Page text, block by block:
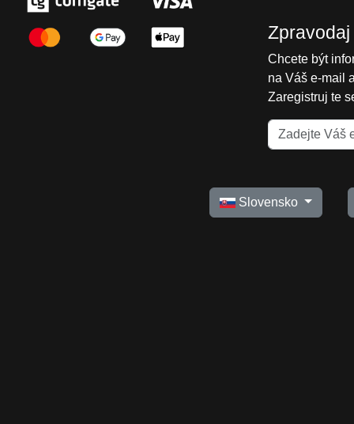
Zpravodaj
Chcete být
na Váš e-mail
Zaregistruj te
Slovensko